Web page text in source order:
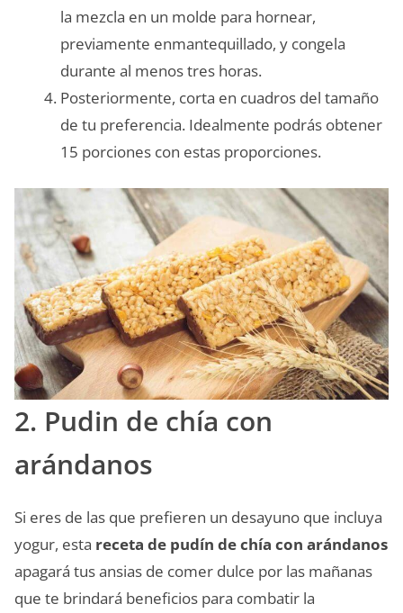
la mezcla en un molde para hornear,
previamente enmantequillado, y congela
durante al menos tres horas.
Posteriormente, corta en cuadros del tamaño
de tu preferencia. Idealmente podrás obtener
15 porciones con estas proporciones.
2. Pudin de chía con
arándanos
Si eres de las que prefieren un desayuno que incluya
yogur, esta receta de pudín de chía con arándanos
apagará tus ansias de comer dulce por las mañanas
que te brindará beneficios para combatir la